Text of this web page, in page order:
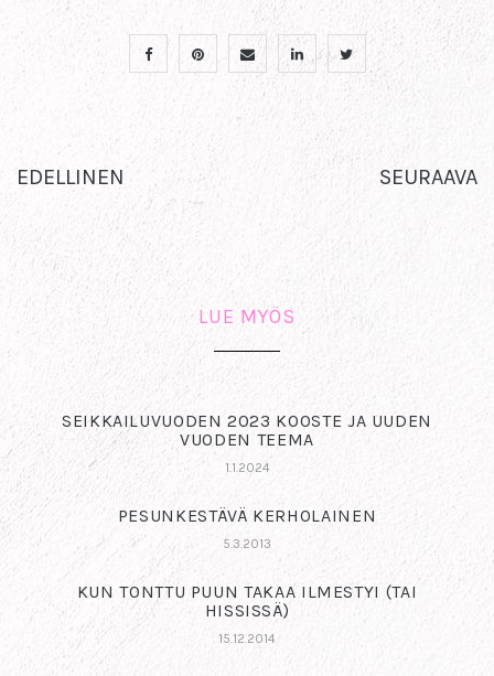
EDELLINEN SEURAAVA
LUE MYÖS
SEIKKAILUVUODEN 2023 KOOSTE JA UUDEN
VUODEN TEEMA
1.1.2024
PESUNKESTÄVÄ KERHOLAINEN
5.3.2013
KUN TONTTU PUUN TAKAA ILMESTYI (TAI
HISSISSÄ)
15.12.2014